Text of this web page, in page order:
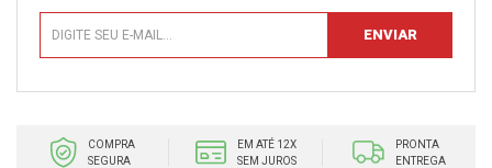
COMPRA
SEGURA
EM ATÉ 12X
SEM JUROS
PRONTA
ENTREGA